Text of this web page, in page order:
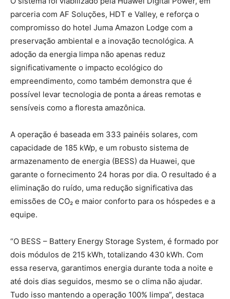
parceria com AF Soluções, HDT e Valley, e reforça o
compromisso do hotel Juma Amazon Lodge com a
preservação ambiental e a inovação tecnológica. A
adoção da energia limpa não apenas reduz
significativamente o impacto ecológico do
empreendimento, como também demonstra que é
possível levar tecnologia de ponta a áreas remotas e
sensíveis como a floresta amazônica.
A operação é baseada em 333 painéis solares, com
capacidade de 185 kWp, e um robusto sistema de
armazenamento de energia (BESS) da Huawei, que
garante o fornecimento 24 horas por dia. O resultado é a
eliminação do ruído, uma redução significativa das
emissões de CO₂ e maior conforto para os hóspedes e a
equipe.
“O BESS – Battery Energy Storage System, é formado por
dois módulos de 215 kWh, totalizando 430 kWh. Com
essa reserva, garantimos energia durante toda a noite e
até dois dias seguidos, mesmo se o clima não ajudar.
Tudo isso mantendo a operação 100% limpa”, destaca